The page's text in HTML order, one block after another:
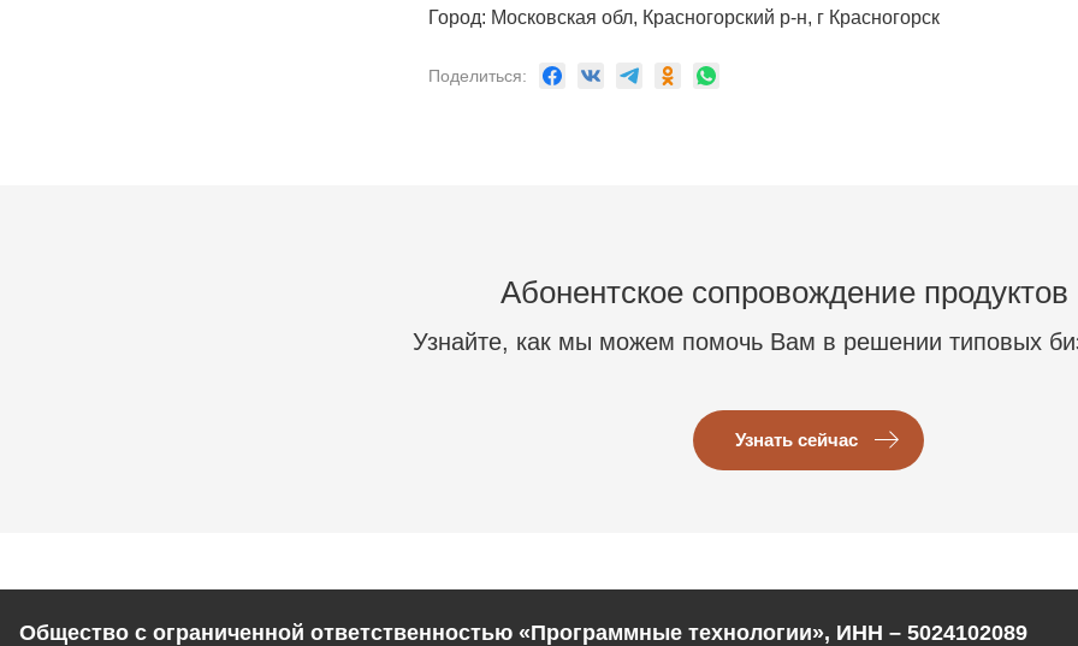
Город: Московская обл, Красногорский р-н, г Красногорск
Поделиться:
Абонентское сопровождение продуктов
Узнайте, как мы можем помочь Вам в решении типовых
Узнать сейчас
Общество с ограниченной ответственностью «Программные технологии», ИНН – 5024102089